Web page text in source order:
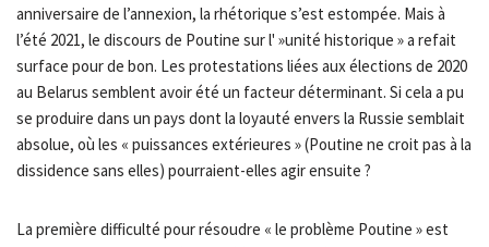
anniversaire de l’annexion, la rhétorique s’est estompée. Mais à
l’été 2021, le discours de Poutine sur l' »unité historique » a refait
surface pour de bon. Les protestations liées aux élections de 2020
au Belarus semblent avoir été un facteur déterminant. Si cela a pu
se produire dans un pays dont la loyauté envers la Russie semblait
absolue, où les « puissances extérieures » (Poutine ne croit pas à la
dissidence sans elles) pourraient-elles agir ensuite ?
La première difficulté pour résoudre « le problème Poutine » est